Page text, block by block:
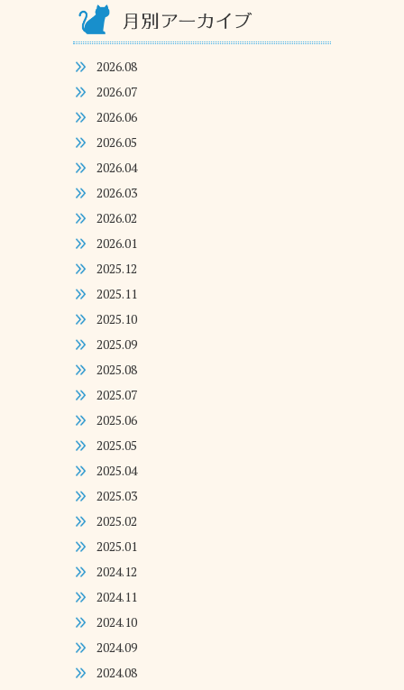
2026.08
2026.07
2026.06
2026.05
2026.04
2026.03
2026.02
2026.01
2025.12
2025.11
2025.10
2025.09
2025.08
2025.07
2025.06
2025.05
2025.04
2025.03
2025.02
2025.01
2024.12
2024.11
2024.10
2024.09
2024.08